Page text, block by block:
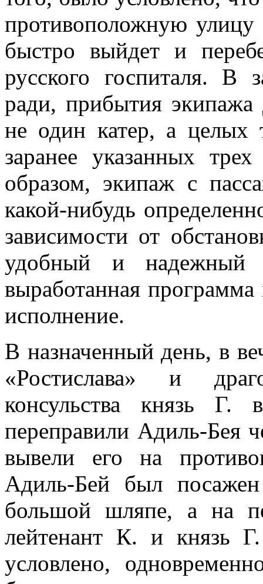
противоположную улицу
быстро выйдет и
русского госпиталя. В
ради, прибытия
не один катер, а
заранее указанных
образом, экипаж с
какой-нибудь
зависимости от
удобный и надежный
выработанная
исполнение.
В назначенный день, в
«Ростислава» и
консульства князь Г.
переправили Адиль-Бея
вывели его на
Адиль-Бей был
большой шляпе, а на
лейтенант К. и князь
условлено,